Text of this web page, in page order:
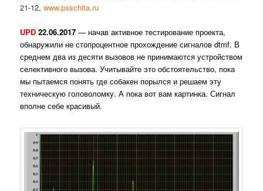
21-12,www.psschita.ru
UPD22.06.2017— начав активное тестирование проекта,
обнаружили не стопроцентное прохождение сигналов dtmf. В
среднем два из десяти вызовов не принимаются устройством
селективного вызова. Учитывайте это обстоятельство, пока
мы пытаемся понять где собакен порылся и решаем эту
техническую головоломку. А пока вот вам картинка. Сигнал
вполне себе красивый.